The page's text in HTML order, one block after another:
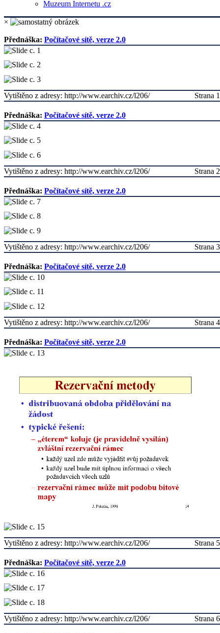
Muzeum Internetu .cz
×
Přednáška: Počítačové sítě, verze 2.0
Strana 1
Vytištěno z adresy: http://www.earchiv.cz/l206/
Přednáška: Počítačové sítě, verze 2.0
Strana 2
Vytištěno z adresy: http://www.earchiv.cz/l206/
Přednáška: Počítačové sítě, verze 2.0
Strana 3
Vytištěno z adresy: http://www.earchiv.cz/l206/
Přednáška: Počítačové sítě, verze 2.0
Strana 4
Vytištěno z adresy: http://www.earchiv.cz/l206/
Přednáška: Počítačové sítě, verze 2.0
Strana 5
Vytištěno z adresy: http://www.earchiv.cz/l206/
Přednáška: Počítačové sítě, verze 2.0
Strana 6
Vytištěno z adresy: http://www.earchiv.cz/l206/